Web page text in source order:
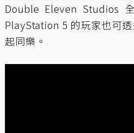
Double Eleven Studios
PlayStation 5 的玩家也可
起同樂。